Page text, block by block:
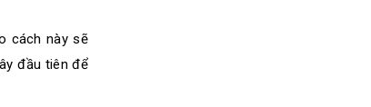
cách này sẽ
đầu tiên để